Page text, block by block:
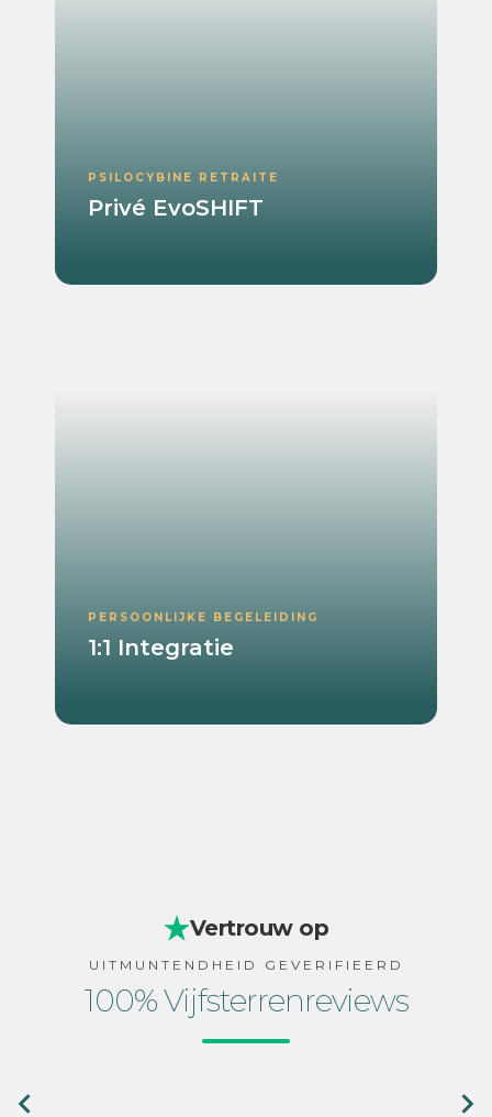
PSILOCYBINE RETRAITE
Privé EvoSHIFT
PERSOONLIJKE BEGELEIDING
1:1 Integratie
Vertrouw op
UITMUNTENDHEID GEVERIFIEERD
100% Vijfsterrenreviews